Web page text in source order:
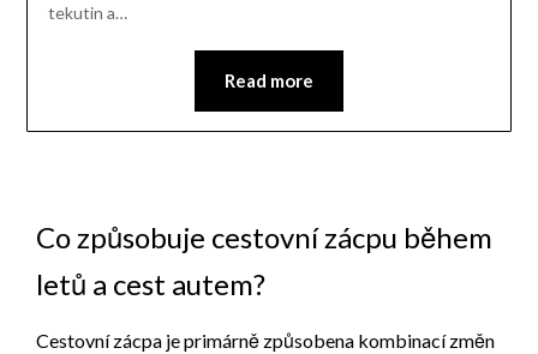
tekutin a…
Read more
Co způsobuje cestovní zácpu během
letů a cest autem?
Cestovní zácpa je primárně způsobena kombinací změn